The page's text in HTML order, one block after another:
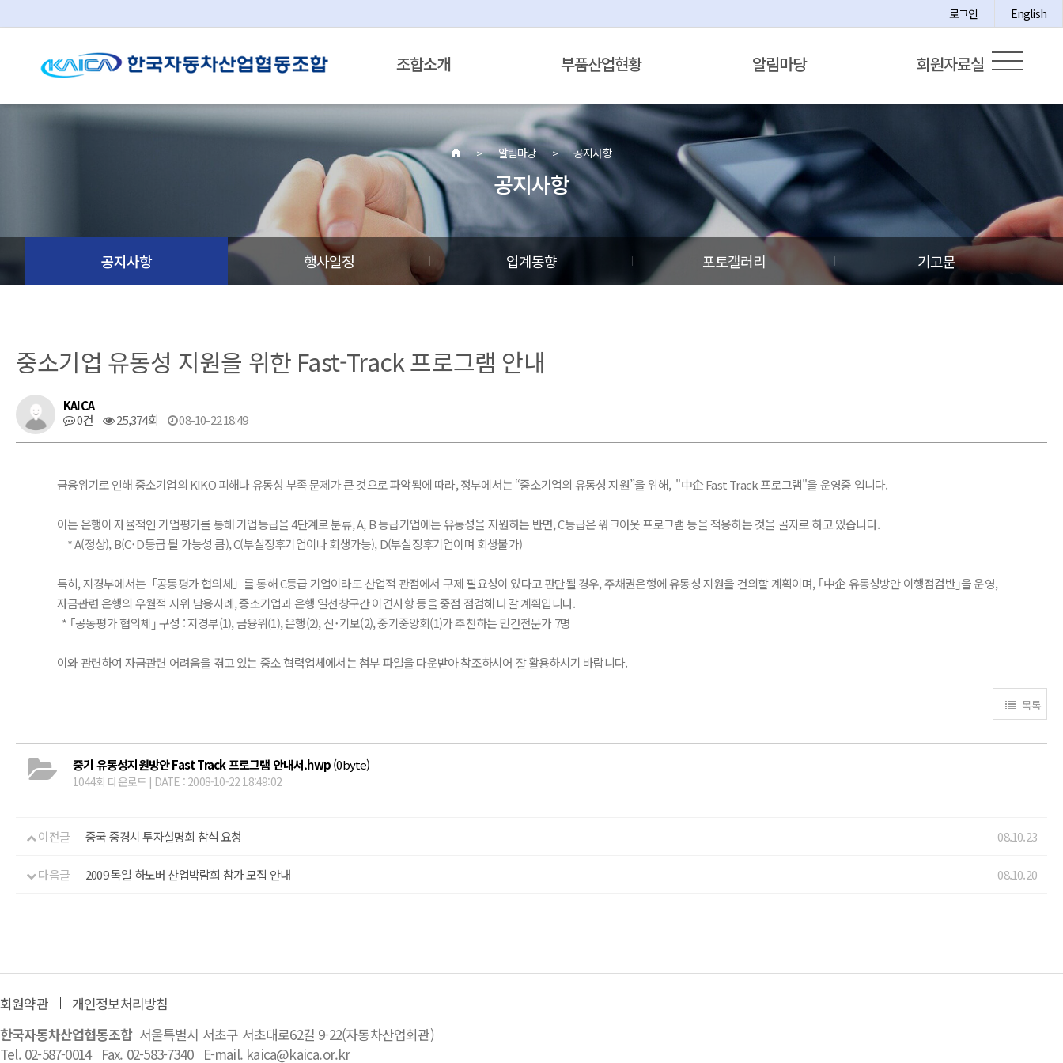
로그인 English
조합소개 부품산업현황 알림마당 회원자료실
알림마당 공지사항
공지사항
공지사항 행사일정 업계동향 포토갤러리 기고문
중소기업 유동성 지원을 위한 Fast-Track 프로그램 안내
KAICA
0건
25,374회 08-10-22 18:49
금융위기로 인해 중소기업의 KIKO 피해나 유동성 부족 문제가 큰 것으로 파악됨에 따라, 정부에서는 “중소기업의 유동성 지원”을 위해, "中企 Fast Track 프로그램"을 운영중 입니다.
이는 은행이 자율적인 기업평가를 통해 기업등급을 4단계로 분류, A, B 등급기업에는 유동성을 지원하는 반면, C등급은 워크아웃 프로그램 등을 적용하는 것을 골자로 하고 있습니다.
* A(정상), B(C･D등급 될 가능성 큼), C(부실징후기업이나 회생가능), D(부실징후기업이며 회생불가)
특히, 지경부에서는「공동평가 협의체」를 통해 C등급 기업이라도 산업적 관점에서 구제 필요성이 있다고 판단될 경우, 주채권은행에 유동성 지원을 건의할 계획이며, ｢中企 유동성방안 이행점검반｣을 운영,
자금관련 은행의 우월적 지위 남용사례, 중소기업과 은행 일선창구간 이견사항 등을 중점 점검해 나갈 계획입니다.
* ｢공동평가 협의체｣ 구성 : 지경부(1), 금융위(1), 은행(2), 신･기보(2), 중기중앙회(1)가 추천하는 민간전문가 7명
이와 관련하여 자금관련 어려움을 겪고 있는 중소 협력업체에서는 첨부 파일을 다운받아 참조하시어 잘 활용하시기 바랍니다.
목록
중기 유동성지원방안 Fast Track 프로그램 안내서.hwp(0byte)
1044회 다운로드 | DATE : 2008-10-22 18:49:02
이전글 중국 중경시 투자설명회 참석 요청 08.10.23
다음글 2009 독일 하노버 산업박람회 참가 모집 안내 08.10.20
회원약관
개인정보처리방침
한국자동차산업협동조합서울특별시 서초구 서초대로62길 9-22(자동차산업회관)
Tel. 02-587-0014 Fax. 02-583-7340E-mail. kaica@kaica.or.kr